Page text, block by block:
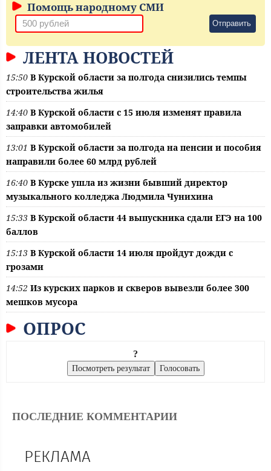
Помощь народному СМИ
Отправить
ЛЕНТА НОВОСТЕЙ
15:50 В Курской области за полгода снизились темпы
строительства жилья
14:40 В Курской области с 15 июля изменят правила
заправки автомобилей
13:01 В Курской области за полгода на пенсии и пособия
направили более 60 млрд рублей
16:40 В Курске ушла из жизни бывший директор
музыкального колледжа Людмила Чунихина
15:33 В Курской области 44 выпускника сдали ЕГЭ на 100
баллов
15:13 В Курской области 14 июля пройдут дожди с
грозами
14:52 Из курских парков и скверов вывезли более 300
мешков мусора
ОПРОС
?
ПОСЛЕДНИЕ КОММЕНТАРИИ
РЕКЛАМА